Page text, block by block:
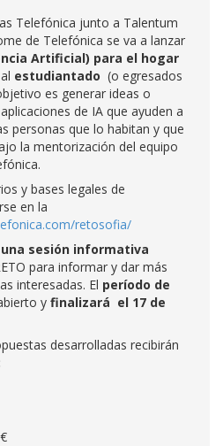
Telefónica junto a Talentum
de Telefónica se va a lanzar
Artificial) para el hogar
estudiantado (o egresados
es generar ideas o
de IA que ayuden a
personas que lo habitan y que
la mentorización del equipo
y bases legales de
en la
retosofia/
sesión informativa
para informar y dar más
interesadas. El período de
y finalizará el 17 de
desarrolladas recibirán